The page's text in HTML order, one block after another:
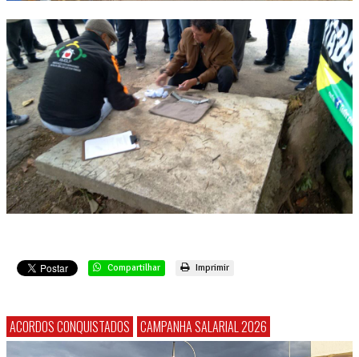
Compartilhar Imprimir
ACORDOS CONQUISTADOS CAMPANHA SALARIAL 2026